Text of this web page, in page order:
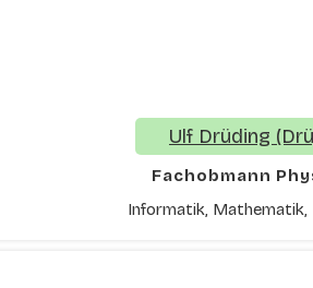
Ulf Drüding
Fachobmann
Informatik, Mathematik,